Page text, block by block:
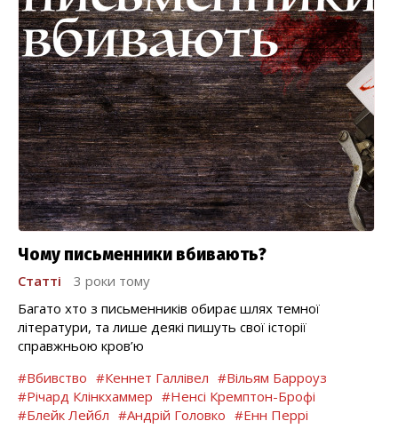
Чому письменники вбивають?
Статті
3 роки тому
Багато хто з письменників обирає шлях темної
літератури, та лише деякі пишуть свої історії
справжньою кров’ю
#Вбивство #Кеннет Галлівел #Вільям Барроуз
#Річард Клінкхаммер #Ненсі Кремптон-Брофі
#Блейк Лейбл #Андрій Головко #Енн Перрі